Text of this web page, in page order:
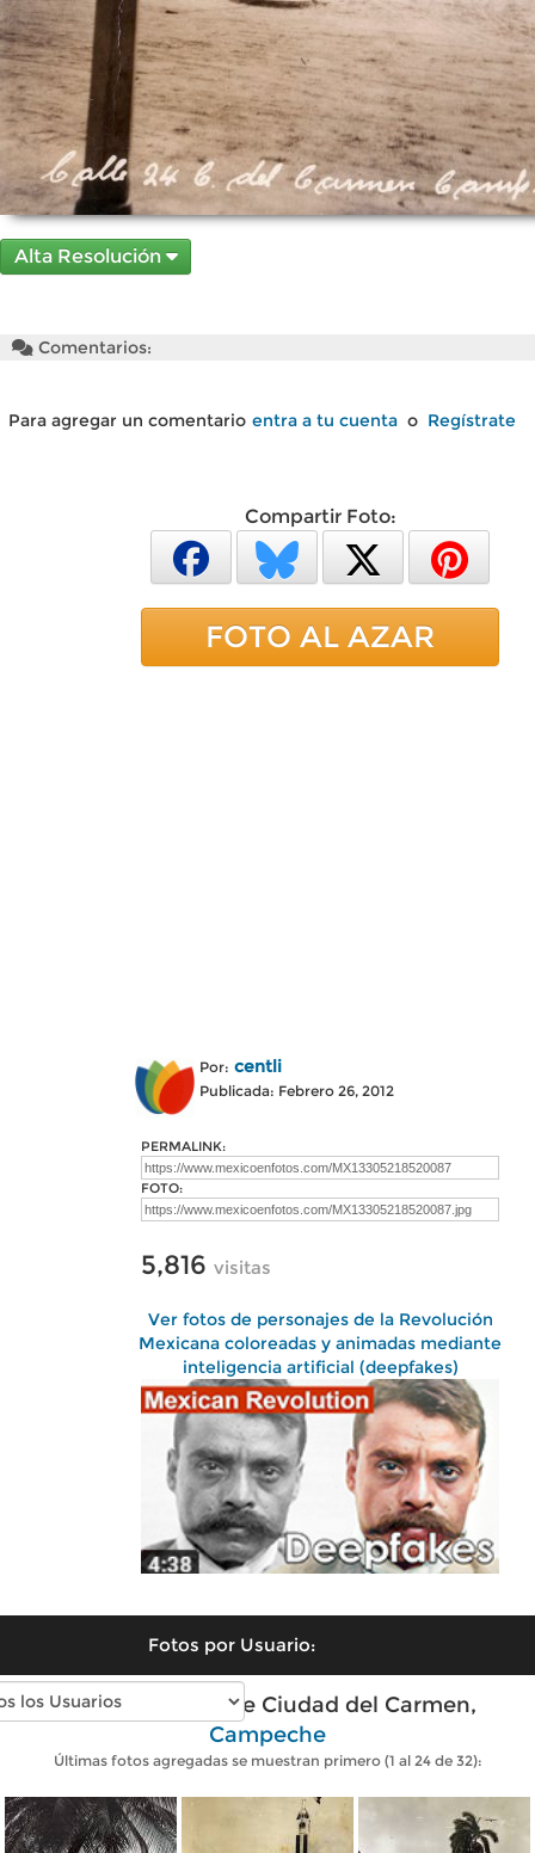
Alta Resolución
Comentarios:
Para agregar un comentario entra a tu cuenta o Regístrate
Compartir Foto:
FOTO AL AZAR
Por: centli
Publicada: Febrero 26, 2012
PERMALINK:
FOTO:
5,816 visitas
Ver fotos de personajes de la Revolución
Mexicana coloreadas y animadas mediante
inteligencia artificial (deepfakes)
Fotos por Usuario:
Fotos antiguas de Ciudad del Carmen,
Campeche
Últimas fotos agregadas se muestran primero (1 al 24 de 32):